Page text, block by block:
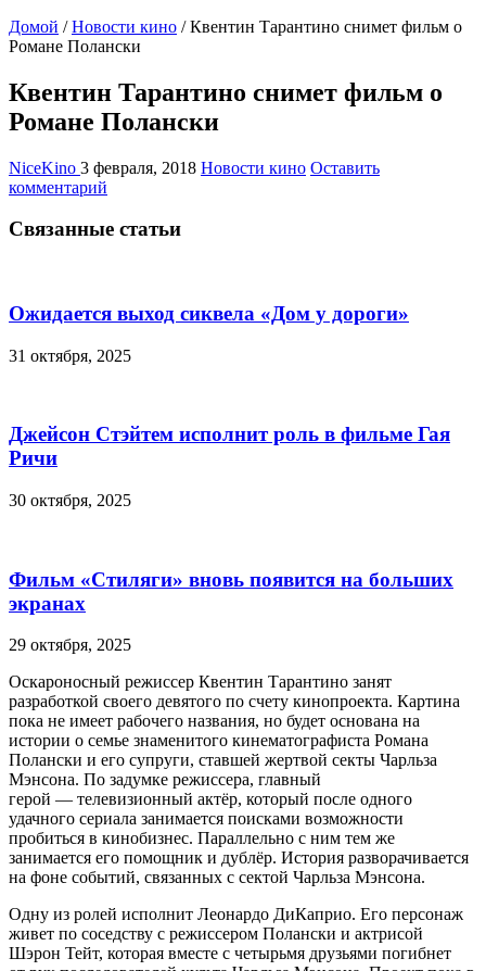
Домой / Новости кино / Квентин Тарантино снимет фильм о
Романе Полански
Квентин Тарантино снимет фильм о
Романе Полански
NiceKino 3 февраля, 2018 Новости кино Оставить
комментарий
Связанные статьи
Ожидается выход сиквела «Дом у дороги»
31 октября, 2025
Джейсон Стэйтем исполнит роль в фильме Гая
Ричи
30 октября, 2025
Фильм «Стиляги» вновь появится на больших
экранах
29 октября, 2025
Оскароносный режиссер Квентин Тарантино занят
разработкой своего девятого по счету кинопроекта. Картина
пока не имеет рабочего названия, но будет основана на
истории о семье знаменитого кинематографиста Романа
Полански и его супруги, ставшей жертвой секты Чарльза
Мэнсона. По задумке режиссера, главный
герой — телевизионный актёр, который после одного
удачного сериала занимается поисками возможности
пробиться в кинобизнес. Параллельно с ним тем же
занимается его помощник и дублёр. История разворачивается
на фоне событий, связанных с сектой Чарльза Мэнсона.
Одну из ролей исполнит Леонардо ДиКаприо. Его персонаж
живет по соседству с режиссером Полански и актрисой
Шэрон Тейт, которая вместе с четырьмя друзьями погибнет